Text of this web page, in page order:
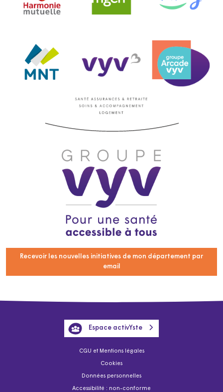
Recevoir les nouvelles initiatives de mon département par
email
CGU et Mentions légales
Cookies
Données personnelles
Accessibilité : non-conforme
Espace activYste